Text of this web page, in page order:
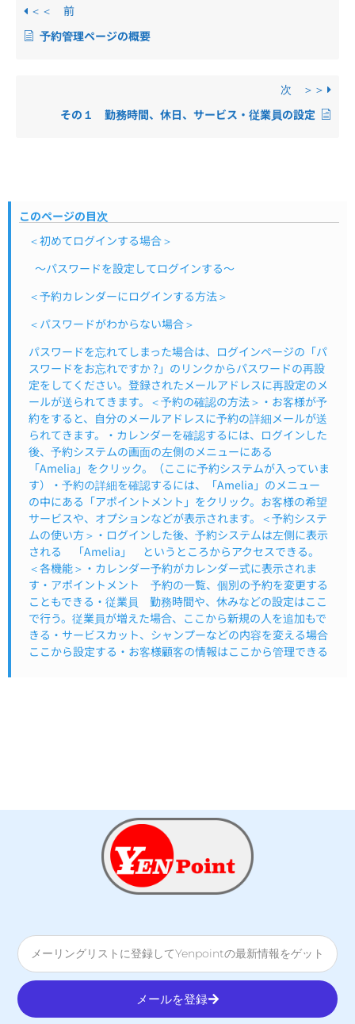
＜＜ 前
予約管理ページの概要
次 ＞＞
その１ 勤務時間、休日、サービス・従業員の設定
このページの目次
＜初めてログインする場合＞
〜パスワードを設定してログインする〜
＜予約カレンダーにログインする方法＞
＜パスワードがわからない場合＞
パスワードを忘れてしまった場合は、ログインページの「パ
スワードをお忘れですか ?」のリンクからパスワードの再設
定をしてください。登録されたメールアドレスに再設定のメ
ールが送られてきます。＜予約の確認の方法＞・お客様が予
約をすると、自分のメールアドレスに予約の詳細メールが送
られてきます。・カレンダーを確認するには、ログインした
後、予約システムの画面の左側のメニューにある
「Amelia」をクリック。（ここに予約システムが入っていま
す）・予約の詳細を確認するには、「Amelia」のメニュー
の中にある「アポイントメント」をクリック。お客様の希望
サービスや、オプションなどが表示されます。＜予約システ
ムの使い方＞・ログインした後、予約システムは左側に表示
される 「Amelia」 というところからアクセスできる。
＜各機能＞・カレンダー予約がカレンダー式に表示されま
す・アポイントメント 予約の一覧、個別の予約を変更する
こともできる・従業員 勤務時間や、休みなどの設定はここ
で行う。従業員が増えた場合、ここから新規の人を追加もで
きる・サービスカット、シャンプーなどの内容を変える場合
ここから設定する・お客様顧客の情報はここから管理できる
メールを登録